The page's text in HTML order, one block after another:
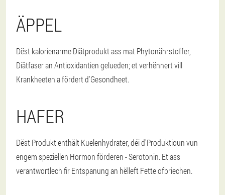
ÄPPEL
Dëst kalorienarme Diätprodukt ass mat Phytonährstoffer,
Diätfaser an Antioxidantien gelueden; et verhënnert vill
Krankheeten a fördert d'Gesondheet.
HAFER
Dëst Produkt enthält Kuelenhydrater, déi d'Produktioun vun
engem speziellen Hormon förderen - Serotonin. Et ass
verantwortlech fir Entspanung an hëlleft Fette ofbriechen.